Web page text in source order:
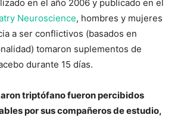
en el año 2006 y publicado en el
Neuroscience, hombres y mujeres
a ser conflictivos (basados ​​en
tomaron suplementos de
durante 15 días.
triptófano fueron percibidos
por sus compañeros de estudio,